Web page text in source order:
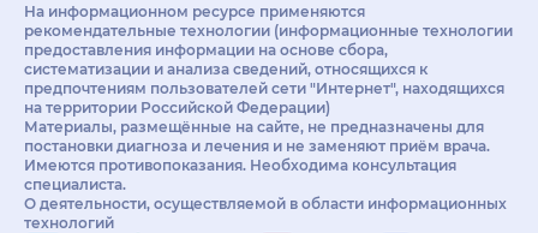
На информационном ресурсе применяются
рекомендательные технологии (информационные технологии
предоставления информации на основе сбора,
систематизации и анализа сведений, относящихся к
предпочтениям пользователей сети "Интернет", находящихся
на территории Российской Федерации)
Материалы, размещённые на сайте, не предназначены для
постановки диагноза и лечения и не заменяют приём врача.
Имеются противопоказания. Необходима консультация
специалиста.
О деятельности, осуществляемой в области информационных
технологий